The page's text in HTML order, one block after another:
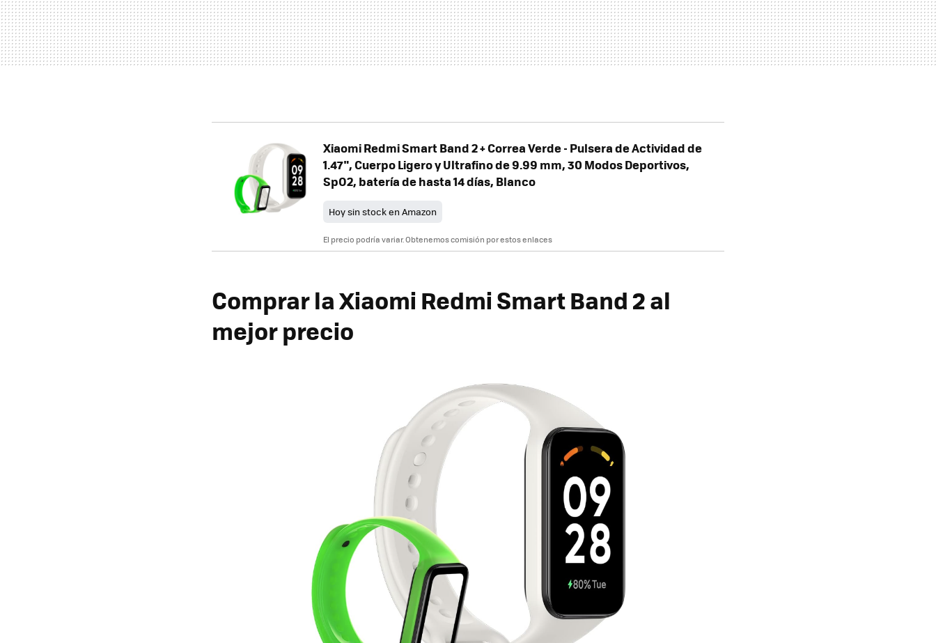
Xiaomi Redmi Smart Band 2 + Correa Verde - Pulsera de Actividad de
1.47", Cuerpo Ligero y Ultrafino de 9.99 mm, 30 Modos Deportivos,
SpO2, batería de hasta 14 días, Blanco
Hoy sin stock en Amazon
El precio podría variar. Obtenemos comisión por estos enlaces
Comprar la Xiaomi Redmi Smart Band 2 al
mejor precio